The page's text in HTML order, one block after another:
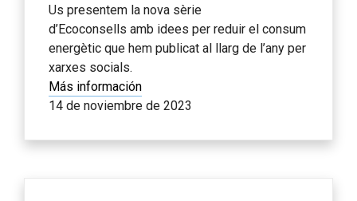
Us presentem la nova sèrie
d’Ecoconsells amb idees per reduir el consum
energètic que hem publicat al llarg de l’any per
xarxes socials.
Más información
14 de noviembre de 2023